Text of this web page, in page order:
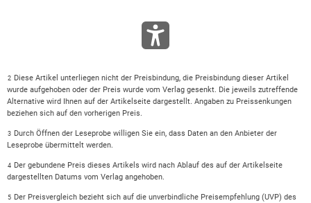
2 Diese Artikel unterliegen nicht der Preisbindung, die Preisbindung dieser Artikel
wurde aufgehoben oder der Preis wurde vom Verlag gesenkt. Die jeweils zutreffende
Alternative wird Ihnen auf der Artikelseite dargestellt. Angaben zu Preissenkungen
beziehen sich auf den vorherigen Preis.
3 Durch Öffnen der Leseprobe willigen Sie ein, dass Daten an den Anbieter der
Leseprobe übermittelt werden.
4 Der gebundene Preis dieses Artikels wird nach Ablauf des auf der Artikelseite
dargestellten Datums vom Verlag angehoben.
5 Der Preisvergleich bezieht sich auf die unverbindliche Preisempfehlung (UVP) des